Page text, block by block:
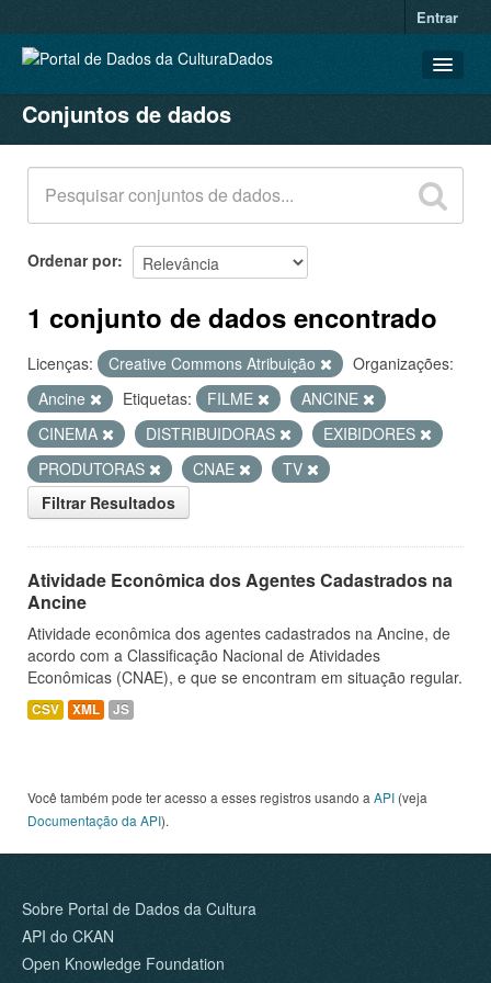
Entrar
CONJUNTOS DE DADOS
ORGANIZAÇÕES
GRUPOS
SOBRE
Conjuntos de dados
Ordenar por
1 conjunto de dados encontrado
Licenças: Creative Commons Atribuição
Organizações:
Ancine
Etiquetas: FILME
ANCINE
CINEMA
DISTRIBUIDORAS
EXIBIDORES
PRODUTORAS
CNAE
TV
Filtrar Resultados
Atividade Econômica dos Agentes Cadastrados na
Ancine
Atividade econômica dos agentes cadastrados na Ancine, de
acordo com a Classificação Nacional de Atividades
Econômicas (CNAE), e que se encontram em situação regular.
CSV XML JS
Você também pode ter acesso a esses registros usando a API (veja
Documentação da API).
Sobre Portal de Dados da Cultura
API do CKAN
Open Knowledge Foundation